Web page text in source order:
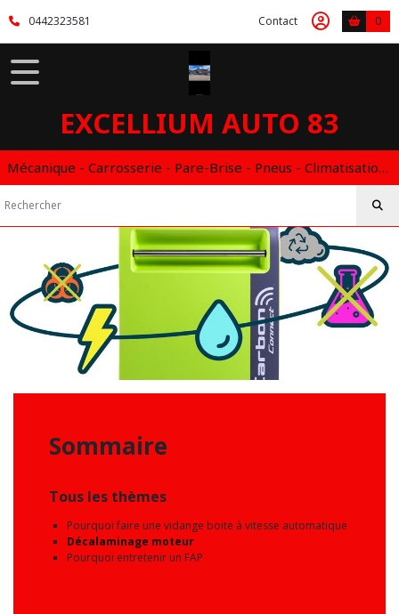
0442323581 Contact 0
EXCELLIUM AUTO 83
Mécanique - Carrosserie - Pare-Brise - Pneus - Climatisation - Entretien - Vidange Boite Auto - Boitier éthanol
Sommaire
Tous les thèmes
Pourquoi faire une vidange boite à vitesse automatique
Décalaminage moteur
Pourquoi entretenir un FAP